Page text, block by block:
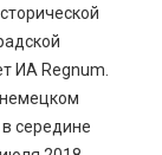
ИА Regnum.
середине